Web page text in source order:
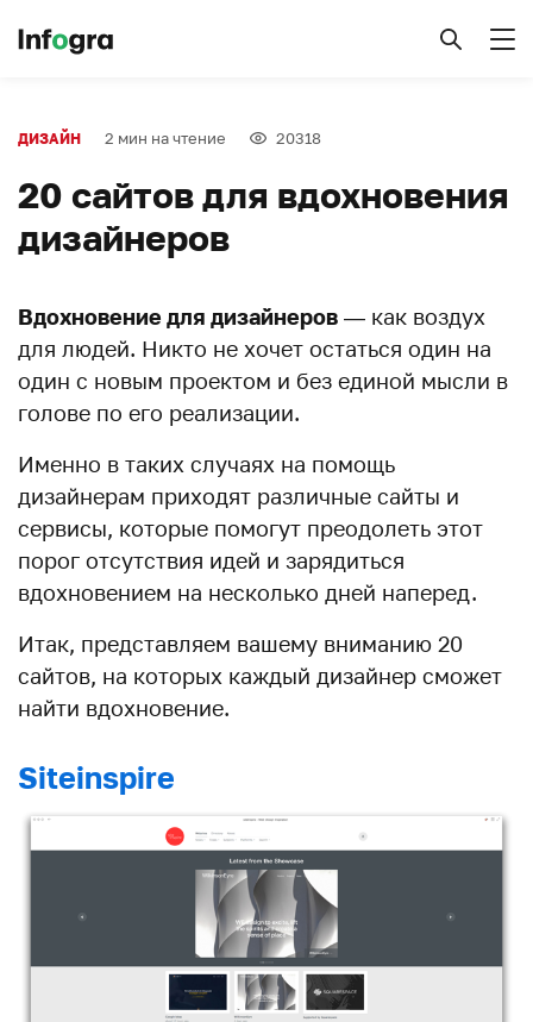
ДИЗАЙН 2 мин на чтение 20318
20 сайтов для вдохновения
дизайнеров
Вдохновение для дизайнеров — как воздух
для людей. Никто не хочет остаться один на
один с новым проектом и без единой мысли в
голове по его реализации.
Именно в таких случаях на помощь
дизайнерам приходят различные сайты и
сервисы, которые помогут преодолеть этот
порог отсутствия идей и зарядиться
вдохновением на несколько дней наперед.
Итак, представляем вашему вниманию 20
сайтов, на которых каждый дизайнер сможет
найти вдохновение.
Siteinspire